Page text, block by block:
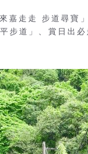
嘉走走 步道尋寶
步道」、賞日出